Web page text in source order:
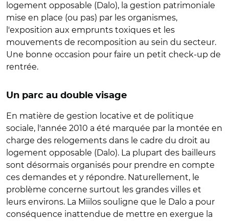
logement opposable (Dalo), la gestion patrimoniale
mise en place (ou pas) par les organismes,
l'exposition aux emprunts toxiques et les
mouvements de recomposition au sein du secteur.
Une bonne occasion pour faire un petit check-up de
rentrée.
Un parc au double visage
En matière de gestion locative et de politique
sociale, l'année 2010 a été marquée par la montée en
charge des relogements dans le cadre du droit au
logement opposable (Dalo). La plupart des bailleurs
sont désormais organisés pour prendre en compte
ces demandes et y répondre. Naturellement, le
problème concerne surtout les grandes villes et
leurs environs. La Miilos souligne que le Dalo a pour
conséquence inattendue de mettre en exergue la